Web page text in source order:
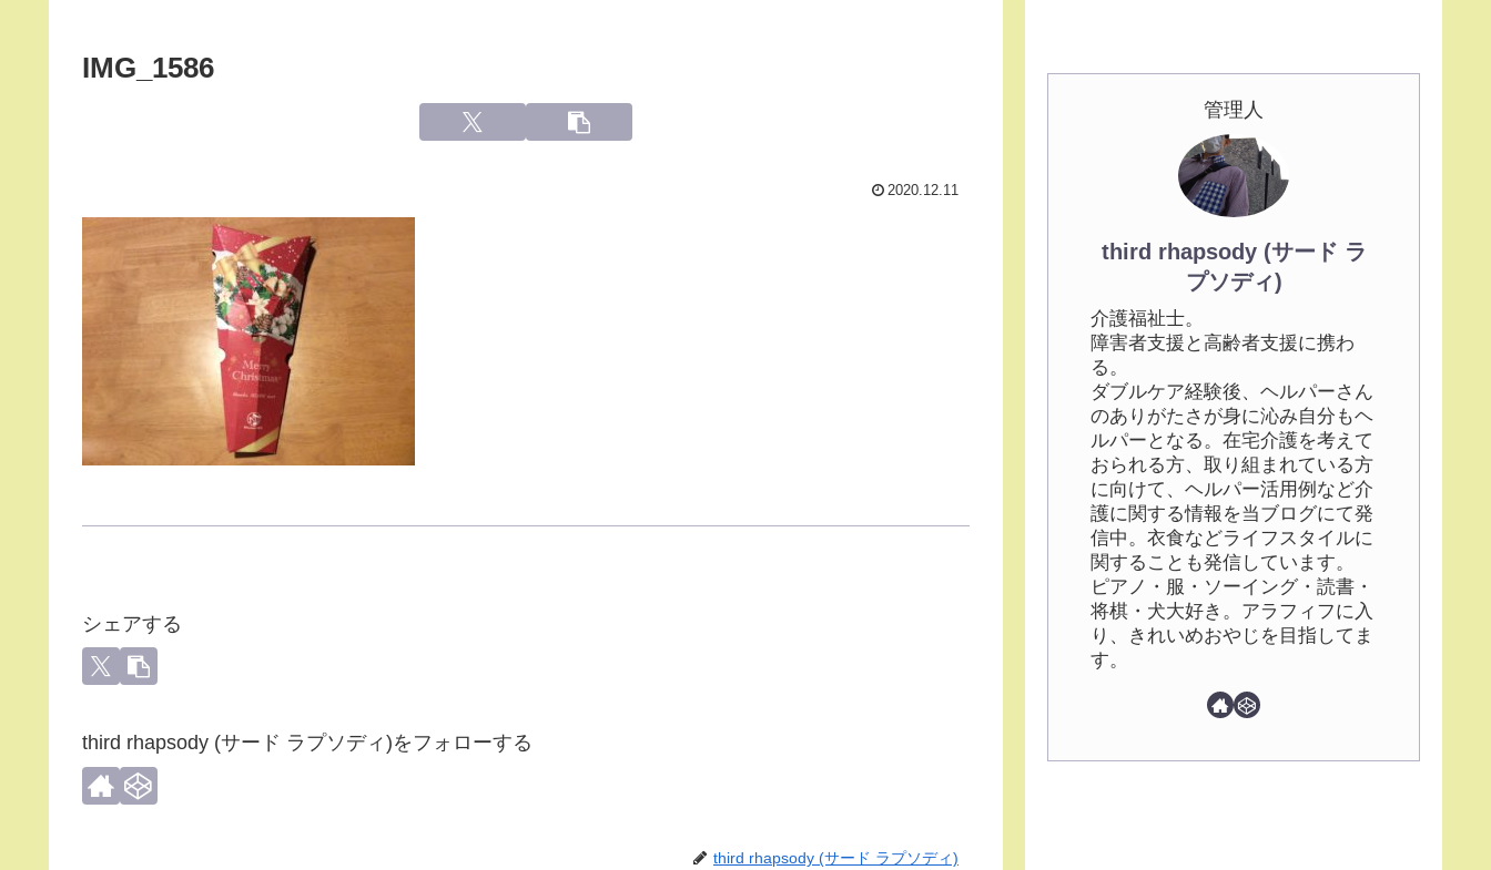
IMG_1586
2020.12.11
シェアする
third rhapsody (サード ラプソディ)をフォローする
third rhapsody (サード ラプソディ)
管理人
third rhapsody (サード ラ
プソディ)
介護福祉士。
障害者支援と高齢者支援に携わ
る。
ダブルケア経験後、ヘルパーさん
のありがたさが身に沁み自分もヘ
ルパーとなる。在宅介護を考えて
おられる方、取り組まれている方
に向けて、ヘルパー活用例など介
護に関する情報を当ブログにて発
信中。衣食などライフスタイルに
関することも発信しています。
ピアノ・服・ソーイング・読書・
将棋・犬大好き。アラフィフに入
り、きれいめおやじを目指してま
す。